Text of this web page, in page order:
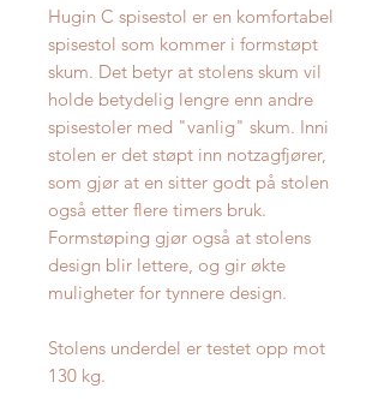
Hugin C spisestol er en komfortabel
spisestol som kommer i formstøpt
skum. Det betyr at stolens skum vil
holde betydelig lengre enn andre
spisestoler med "vanlig" skum. Inni
stolen er det støpt inn notzagfjører,
som gjør at en sitter godt på stolen
også etter flere timers bruk.
Formstøping gjør også at stolens
design blir lettere, og gir økte
muligheter for tynnere design.
Stolens underdel er testet opp mot
130 kg.